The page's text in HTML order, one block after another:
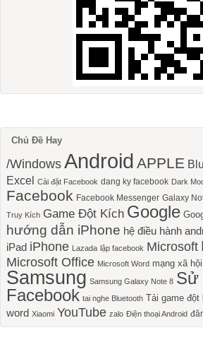
Chủ Đề Hay
/Windows Android APPLE
Excel Cài đặt Facebook dang ky facebook Dark
Facebook Facebook Messenger Galaxy
Truy Kích Game Đột Kích Google
hướng dẫn iPhone hệ điều hành
iPad iPhone Lazada lập facebook Microsoft
Microsoft Office Microsoft Word mạng xã hội
Samsung Samsung Galaxy Note 8 Sử
Facebook tai nghe Bluetooth Tải game đột
word Xiaomi YouTube zalo Điện thoại Android